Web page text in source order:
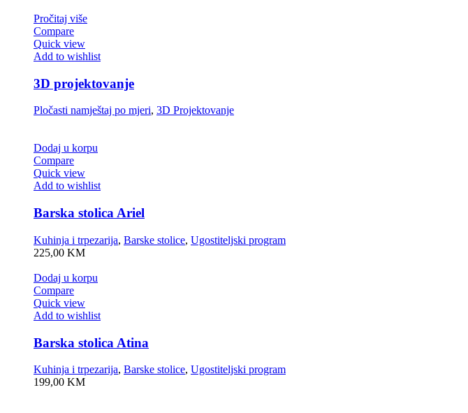
Pročitaj više
Compare
Quick view
Add to wishlist
3D projektovanje
Pločasti namještaj po mjeri, 3D Projektovanje
Dodaj u korpu
Compare
Quick view
Add to wishlist
Barska stolica Ariel
Kuhinja i trpezarija, Barske stolice, Ugostiteljski program
225,00 KM
Dodaj u korpu
Compare
Quick view
Add to wishlist
Barska stolica Atina
Kuhinja i trpezarija, Barske stolice, Ugostiteljski program
199,00 KM